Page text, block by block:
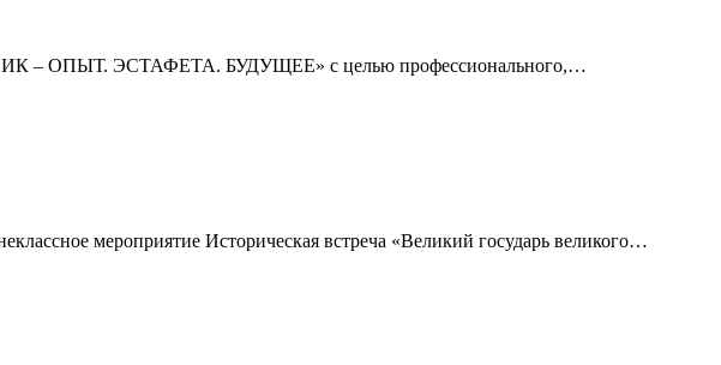
– ОПЫТ. ЭСТАФЕТА. БУДУЩЕЕ» с целью профессионального,…
мероприятие Историческая встреча «Великий государь великого…